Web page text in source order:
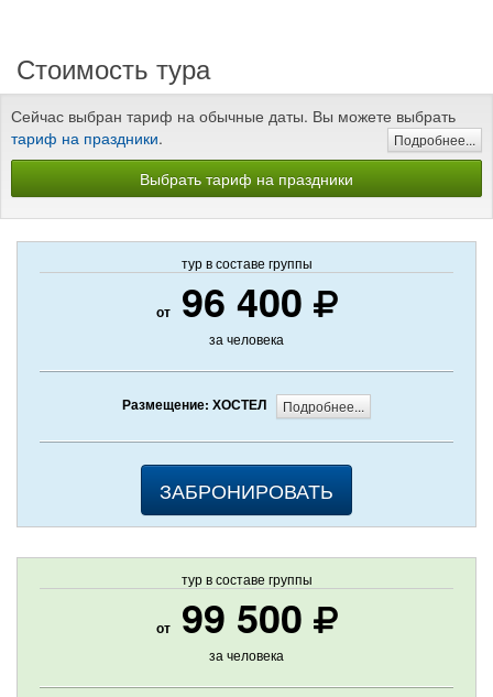
Стоимость тура
Сейчас выбран тариф на обычные даты. Вы можете выбрать
тариф на праздники. Подробнее...
Выбрать тариф на праздники
тур в составе группы
от96 400
за человека
Размещение: ХОСТЕЛ Подробнее...
ЗАБРОНИРОВАТЬ
тур в составе группы
от99 500
за человека